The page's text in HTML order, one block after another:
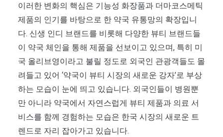
이러한 변화의 핵심은 기능성 화장품과 더마코스메틱
제품의 인기를 바탕으로 한 약국 유통망의 확장입니
다. 신생 인디 브랜드를 비롯해 다양한 뷰티 브랜드들
이 약국 체인을 통해 제품을 선보이고 있으며, 특히 미
국 올리브영이라고 불릴 정도로 외국인 관광객들도 몰
려들고 있어 ‘약국이 뷰티 시장의 새로운 강자’로 부상
하는 모습이 눈에 띄고 있습니다. 외국인들이 병원뿐
만 아니라 약국에서 자연스럽게 뷰티 제품과 의료 서
비스를 함께 경험하는 모습은 한국 시장의 새로운 트
렌드로 자리 잡아가고 있습니다.